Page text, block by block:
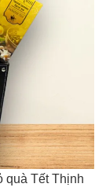
quà Tết Thịnh